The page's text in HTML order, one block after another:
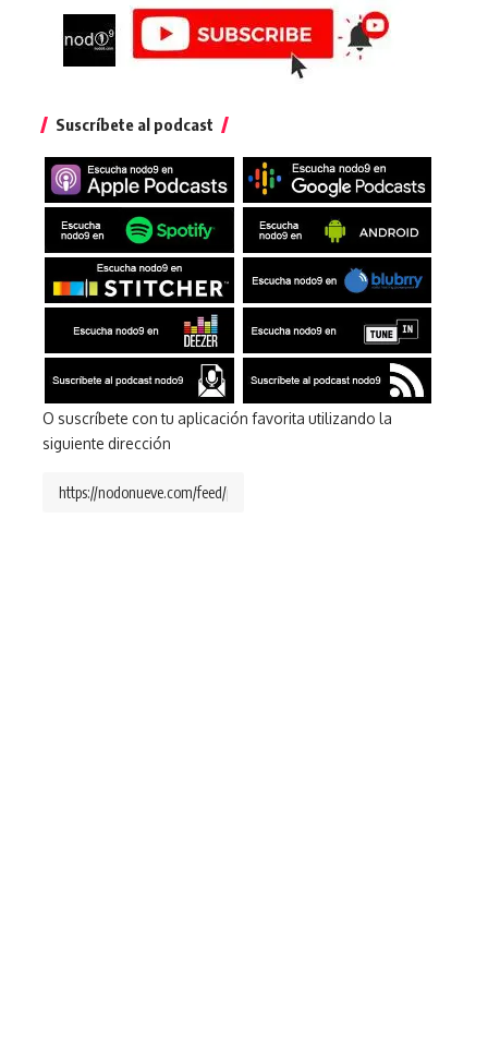
Suscríbete al podcast
O suscríbete con tu aplicación favorita utilizando la
siguiente dirección